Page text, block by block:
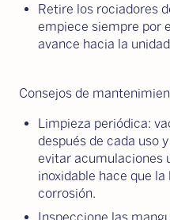
Retire los rociadores
empiece siempre por
avance hacia la
Consejos de
Limpieza periódica:
después de cada uso
evitar acumulaciones
inoxidable hace que
corrosión.